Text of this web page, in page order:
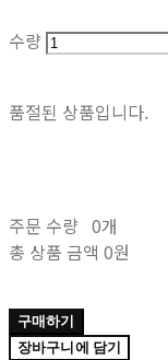
수량
품절된 상품입니다.
주문 수량 0개
총 상품 금액 0원
구매하기
장바구니에 담기